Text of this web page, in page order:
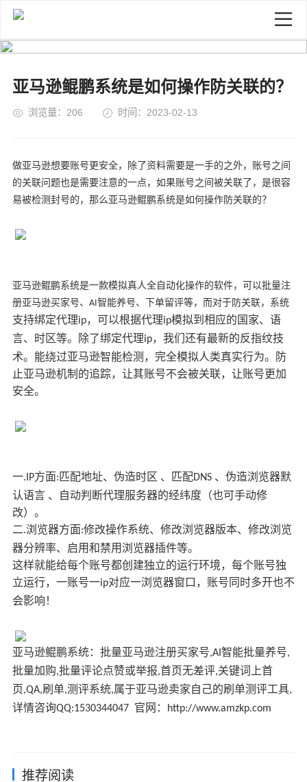
亚马逊鲲鹏系统是如何操作防关联的？
浏览量：206 时间：2023-02-13
做亚马逊想要账号更安全，除了资料需要是一手的之外，账号之间
的关联问题也是需要注意的一点，如果账号之间被关联了，是很容
易被检测封号的，那么 亚马逊鲲鹏系统是如何操作防关联的？
亚马逊鲲鹏系统是一款模拟真人全自动化操作的软件，可以批量注
册亚马逊买家号、 AI 智能养号、下单留评等，而对于防关联，系统
支持绑定代理ip，可以根据代理ip模拟到相应的国家、语
言、时区等。除了绑定代理ip，我们还有最新的反指纹技
术。能绕过亚马逊智能检测，完全模拟人类真实行为。防
止亚马逊机制的追踪，让其账号不会被关联，让账号更加
安全。
一.IP方面: 匹配地址、伪造时区 、匹配DNS 、伪造浏览器默
认语言 、自动判断代理服务器的经纬度（也可手动修
改）。
二.浏览器方面:修改操作系统、修改浏览器版本、修改浏览
器分辨率、启用和禁用浏览器插件等。
这样就能给每个账号都创建独立的运行环境，每个账号独
立运行，一账号一ip对应一浏览器窗口，账号同时多开也不
会影响！
亚马逊鲲鹏系统：批量亚马逊注册买家号,AI 智能批量养号,
批量加购,批量评论点赞或举报,首页无差评,关键词上首
页,QA,刷单,测评系统,属于亚马逊卖家自己的刷单测评工具,
详情咨询QQ:1530344047 官网： http://www.amzkp.com
推荐阅读